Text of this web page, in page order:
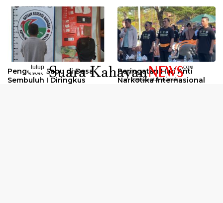
Pengedar Sabu di Desa
Sembuluh I Diringkus
Peringatan Hari Anti
Narkotika Internasional
tutup
..........